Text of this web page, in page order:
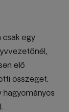
csak egy
elő
összeget.
hagyományos